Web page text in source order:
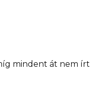
mindent át nem írt